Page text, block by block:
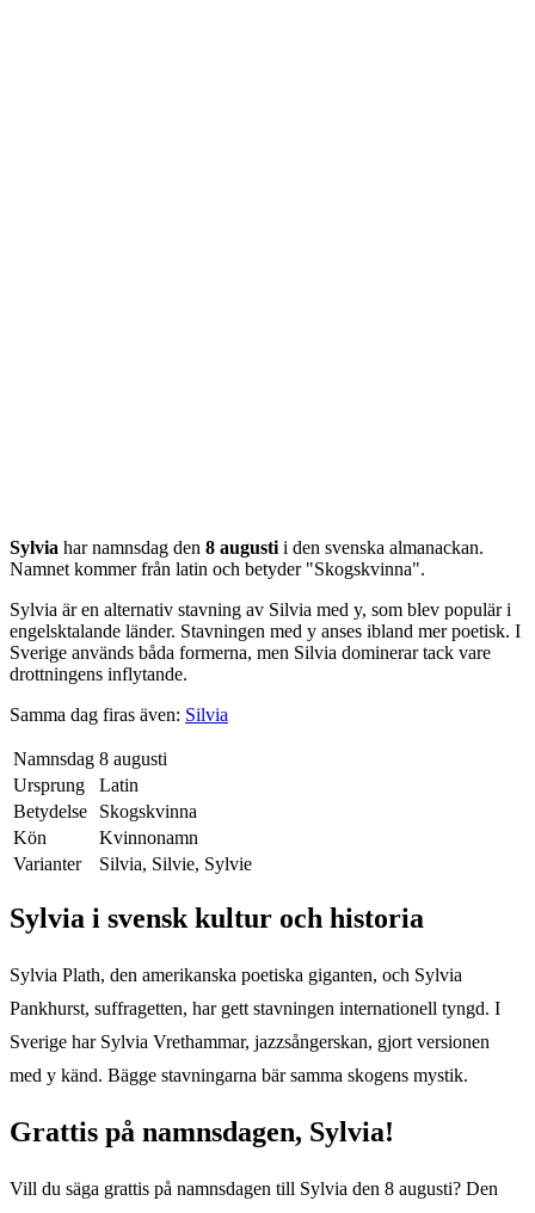
Sylvia har namnsdag den 8 augusti i den svenska almanackan.
Namnet kommer från latin och betyder "Skogskvinna".
Sylvia är en alternativ stavning av Silvia med y, som blev populär i
engelsktalande länder. Stavningen med y anses ibland mer poetisk. I
Sverige används båda formerna, men Silvia dominerar tack vare
drottningens inflytande.
Samma dag firas även: Silvia
Namnsdag 8 augusti
Ursprung
Latin
Betydelse
Skogskvinna
Kön
Kvinnonamn
Varianter
Silvia, Silvie, Sylvie
Sylvia i svensk kultur och historia
Sylvia Plath, den amerikanska poetiska giganten, och Sylvia
Pankhurst, suffragetten, har gett stavningen internationell tyngd. I
Sverige har Sylvia Vrethammar, jazzsångerskan, gjort versionen
med y känd. Bägge stavningarna bär samma skogens mystik.
Grattis på namnsdagen, Sylvia!
Vill du säga grattis på namnsdagen till Sylvia den 8 augusti? Den